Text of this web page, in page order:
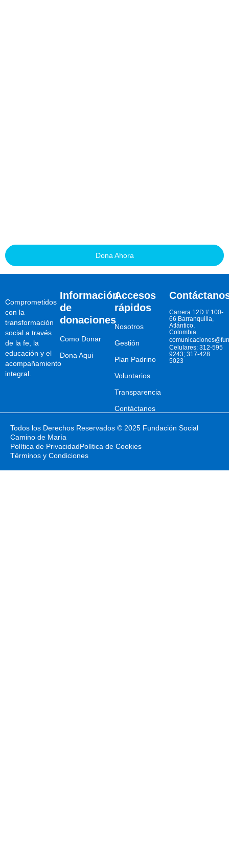
Dona Ahora
Comprometidos
con la
transformación
social a través
de la fe, la
educación y el
acompañamiento
integral.
Información
de
donaciones
Como Donar
Dona Aqui
Accesos
rápidos
Nosotros
Gestión
Plan Padrino
Voluntarios
Transparencia
Contáctanos
Carrera 12D # 100-
66 Barranquilla,
Atlántico,
Colombia.
Celulares: 312-595
9243; 317-428
5023
Todos los Derechos Reservados © 2025 Fundación Social
Camino de María
Política de PrivacidadPolítica de Cookies
Términos y Condiciones